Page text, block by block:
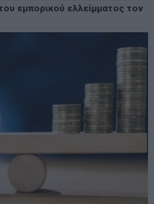
εμπορικού ελλείμματος τον